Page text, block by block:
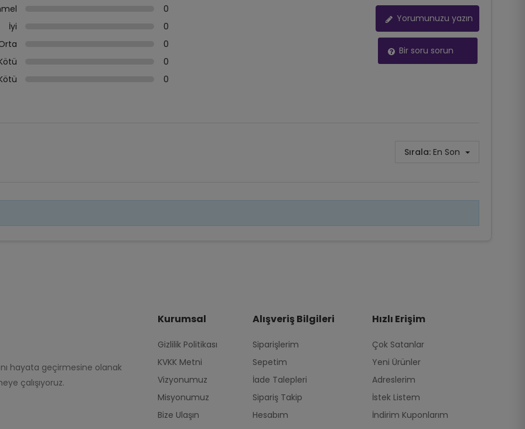
0
İyi
0
0
0
0
Yorumunuzu yazın
Bir soru sorun
Sırala: En Son
hayata geçirmesine olanak
çalışıyoruz.
Kurumsal
Gizlilik Politikası
KVKK Metni
Vizyonumuz
Misyonumuz
Bize Ulaşın
Alışveriş Bilgileri
Siparişlerim
Sepetim
İade Talepleri
Sipariş Takip
Hesabım
Hızlı Erişim
Çok Satanlar
Yeni Ürünler
Adreslerim
İstek Listem
İndirim Kuponlarım